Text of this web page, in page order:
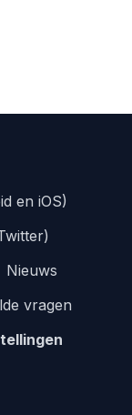
en iOS)
Nieuws
vragen